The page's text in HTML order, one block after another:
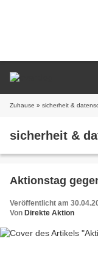
Zuhause » sicherheit &
sicherheit &
Aktionstag
Veröffentlicht am
Von Direkte Aktion